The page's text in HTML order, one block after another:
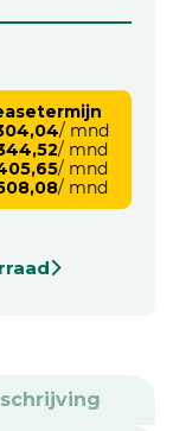
/ mnd
/ mnd
/ mnd
/ mnd